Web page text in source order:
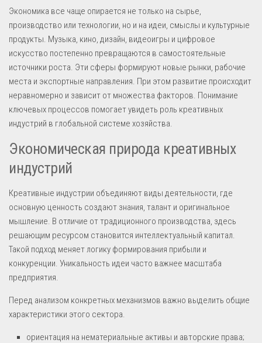
Экономика все чаще опирается не только на сырье,
производство или технологии, но и на идеи, смыслы и культурные
продукты. Музыка, кино, дизайн, видеоигры и цифровое
искусство постепенно превращаются в самостоятельные
источники роста. Эти сферы формируют новые рынки, рабочие
места и экспортные направления. При этом развитие происходит
неравномерно и зависит от множества факторов. Понимание
ключевых процессов помогает увидеть роль креативных
индустрий в глобальной системе хозяйства.
Экономическая природа креативных
индустрий
Креативные индустрии объединяют виды деятельности, где
основную ценность создают знания, талант и оригинальное
мышление. В отличие от традиционного производства, здесь
решающим ресурсом становится интеллектуальный капитал.
Такой подход меняет логику формирования прибыли и
конкуренции. Уникальность идеи часто важнее масштаба
предприятия.
Перед анализом конкретных механизмов важно выделить общие
характеристики этого сектора.
ориентация на нематериальные активы и авторские права;